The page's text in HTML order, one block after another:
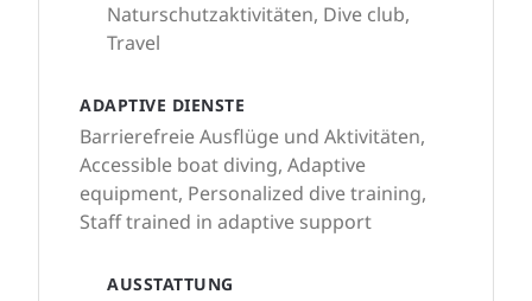
Naturschutzaktivitäten, Dive club,
Travel
ADAPTIVE DIENSTE
Barrierefreie Ausflüge und Aktivitäten,
Accessible boat diving, Adaptive
equipment, Personalized dive training,
Staff trained in adaptive support
AUSSTATTUNG